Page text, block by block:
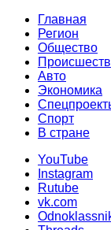
Главная
Регион
Общество
Авто
Экономика
Cпорт
В стране
YouTube
Instagram
Rutube
vk.com